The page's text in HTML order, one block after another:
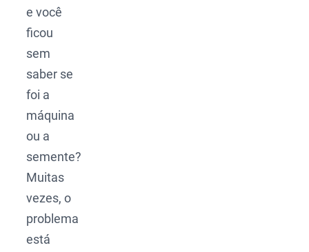
e você
ficou
sem
saber se
foi a
máquina
ou a
semente?
Muitas
vezes, o
problema
está